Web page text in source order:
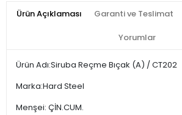
Ürün Açıklaması Garanti ve Teslimat
Yorumlar
Ürün Adı:Siruba Reçme Bıçak (A) / CT202
Marka:Hard Steel
Menşei: ÇİN.CUM.